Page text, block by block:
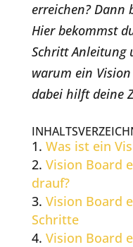
erreichen? Dann
Hier bekommst
Schritt Anleitung
warum ein
dabei hilft deine
Was ist ein
Vision Board
drauf?
Vision Board
Schritte
Vision Board